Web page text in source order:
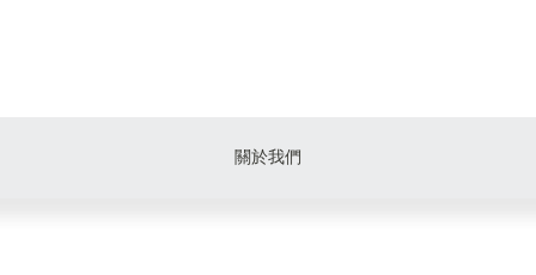
關於我們